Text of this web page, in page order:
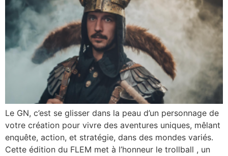
Le GN, c’est se glisser dans la peau d’un personnage de
votre création pour vivre des aventures uniques, mêlant
enquête, action, et stratégie, dans des mondes variés.
Cette édition du FLEM met à l’honneur le trollball , un